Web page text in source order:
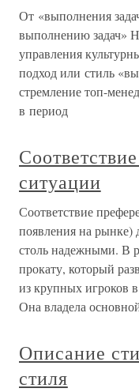
От «выполнения
выполнению задач»
управления
подход или стиль
стремление топ-
в период
ситуации
Соответствие
появления на рынке)
столь надежными. В
прокату, который
из крупных игроков
Она владела
Описание
стиля